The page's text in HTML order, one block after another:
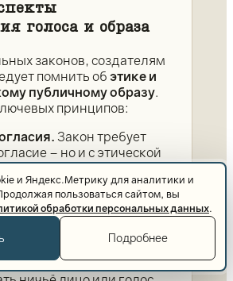
голоса и образа
законов, создателям
помнить об этике и
публичному образу.
принципов:
Закон требует
– но и с этической
чужой голос или
не общественное
. У каждого человека (даже
звезды) есть право
как его образ
Одна из главных
дипфейка – не
и Яндекс.Метрику для аналитики и
пользоваться сайтом, вы
обработки персональных данных.
Подробнее